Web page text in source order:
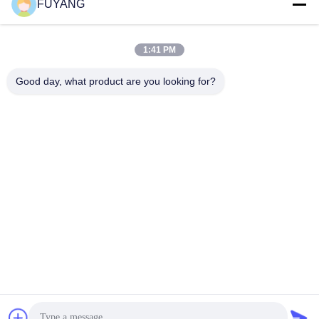
FUYANG
1:41 PM
Good day, what product are you looking for?